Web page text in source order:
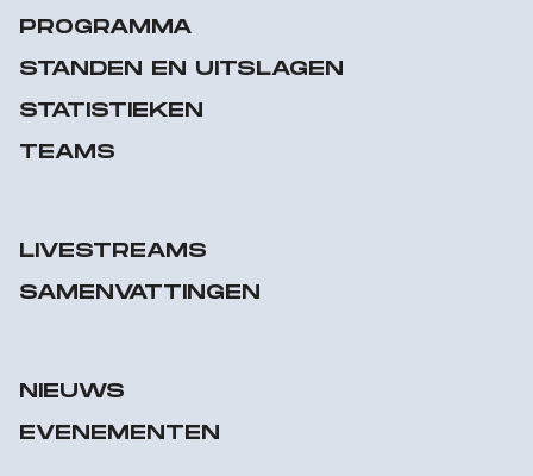
PROGRAMMA
STANDEN EN UITSLAGEN
STATISTIEKEN
TEAMS
LIVESTREAMS
SAMENVATTINGEN
NIEUWS
EVENEMENTEN